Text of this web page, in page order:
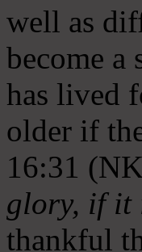
well as
become a
has lived
older if
16:31
glory, if it
thankful